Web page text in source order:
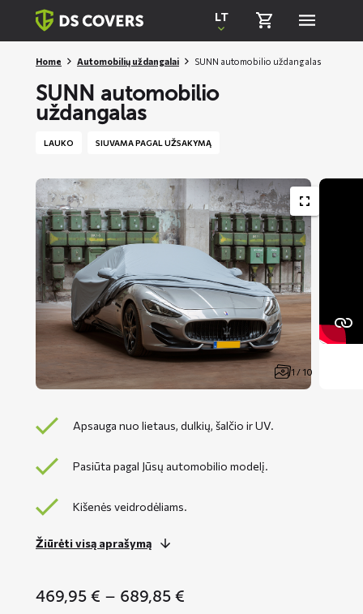
Skiplinks
LT
Home Automobilių uždangalai SUNN automobilio uždangalas
SUNN automobilio
uždangalas
LAUKO SIUVAMA PAGAL UŽSAKYMĄ
1 / 10
Apsauga nuo lietaus, dulkių, šalčio ir UV.
Pasiūta pagal Jūsų automobilio modelį.
Kišenės veidrodėliams.
Žiūrėti visą aprašymą
469,95 € – 689,85 €